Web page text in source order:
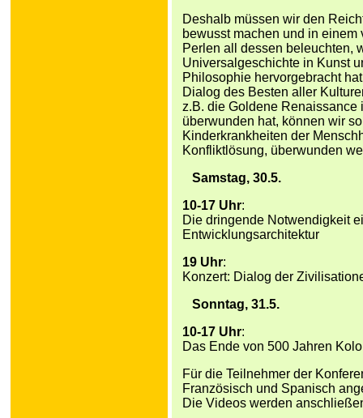
Deshalb müssen wir den
bewusst machen und in
Perlen all dessen beleuchten,
Universalgeschichte in Kunst
Philosophie hervorgebracht
Dialog des Besten aller
z.B. die Goldene Renaissance
überwunden hat, können wir
Kinderkrankheiten der
Konfliktlösung, überwunden
Samstag, 30.5.
10-17 Uhr:
Die dringende Notwendigkeit
Entwicklungsarchitektur
19 Uhr:
Konzert: Dialog der
Sonntag, 31.5.
10-17 Uhr:
Das Ende von 500 Jahren
Für die Teilnehmer der
Französisch und Spanisch
Die Videos werden